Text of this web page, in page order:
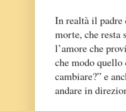
In realtà il
morte, che resta
l’amore che
che modo
cambiare?” e
andare in